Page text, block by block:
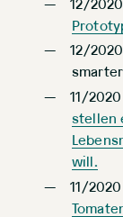
12/
12/
11/
stellen
will.
11/